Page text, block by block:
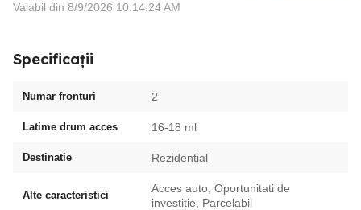
Valabil din 8/9/2026 10:14:24 AM
Specificații
Numar fronturi 2
Latime drum acces 16-18 ml
Destinatie Rezidential
Alte caracteristici
Acces auto, Oportunitati de
investitie, Parcelabil